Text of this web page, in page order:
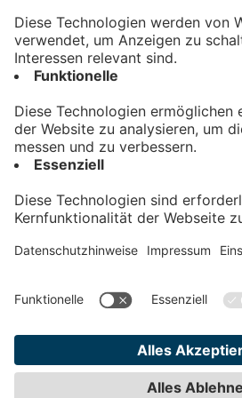
Kontakt
Impressum
Teilnahmebedingungen